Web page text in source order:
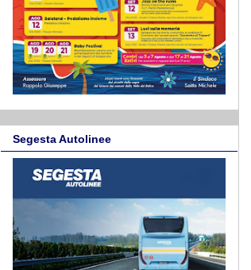
Segesta Autolinee